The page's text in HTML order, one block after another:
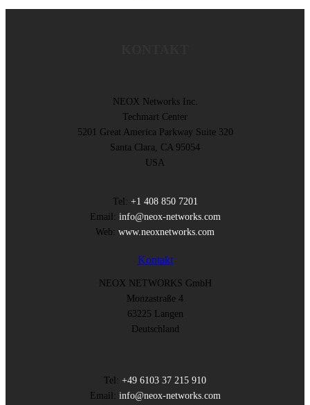
NEOX Networks Inc.
Techmart Center
5201 Great America Parkway Suite 320
Santa Clara, CA 95054
USA
Tel: +1 408 850 7201
Email: info@neox-networks.com
Web: www.neoxnetworks.com
Kontakt
NEOX NETWORKS GmbH
Monzastraße 4
63225 Langen
Deutschland
Tel: +49 6103 37 215 910
Email: info@neox-networks.com